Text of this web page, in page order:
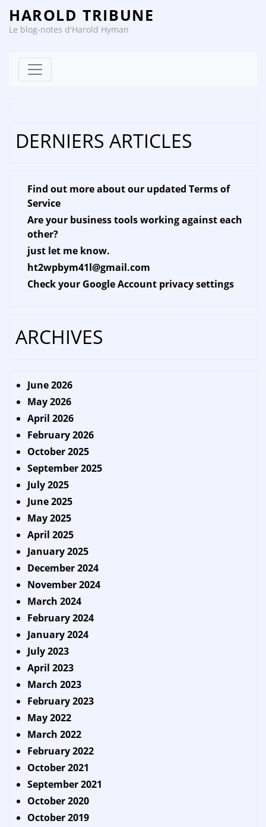
HAROLD TRIBUNE
Le blog-notes d'Harold Hyman
DERNIERS ARTICLES
Find out more about our updated Terms of
Service
Are your business tools working against each
other?
just let me know.
ht2wpbym41l@gmail.com
Check your Google Account privacy settings
ARCHIVES
June 2026
May 2026
April 2026
February 2026
October 2025
September 2025
July 2025
June 2025
May 2025
April 2025
January 2025
December 2024
November 2024
March 2024
February 2024
January 2024
July 2023
April 2023
March 2023
February 2023
May 2022
March 2022
February 2022
October 2021
September 2021
October 2020
October 2019